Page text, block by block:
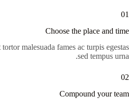
01
Choose the place and time
malesuada fames ac turpis egestas
sed tempus urna.
02
Compound your team